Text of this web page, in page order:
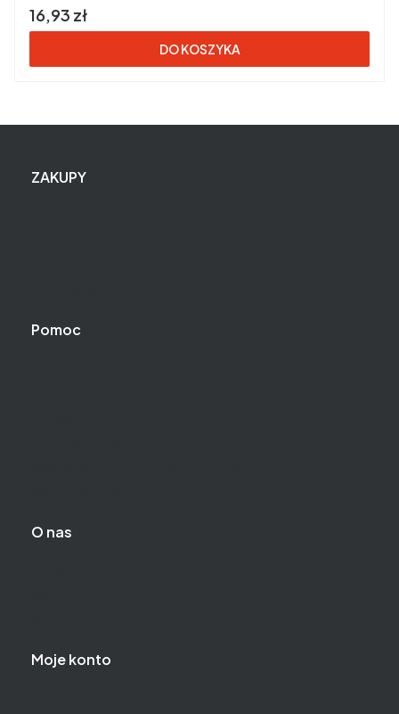
Cena brutto
16,93 zł
DO KOSZYKA
Linki w stopce
ZAKUPY
Pomoc
O nas
Moje konto